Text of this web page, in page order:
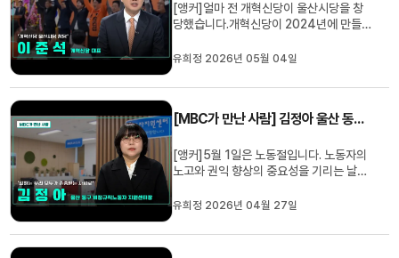
[앵커]얼마 전 개혁신당이 울산시당을 창
당했습니다.개혁신당이 2024년에 만들어
오늘은 개혁신당의 이준석 당 대표와 함께
요새 울산에 자주 오시는 것 같습니다.네.
지역 주민들도 많이 만나고,울...
유희정 2026년 05월 04일
[MBC가 만난 사람] 김정아 울산 동구 비정규직노동자 지원센터장
[앵커]5월 1일은 노동절입니다. 노동자의
노고와 권익 향상의 중요성을 기리는 날인
정아 센터장 모시고 이 노동절의 의미에 대
십니까? (인사)1. 최근 노동절에 많은 변화
유희정 2026년 04월 27일